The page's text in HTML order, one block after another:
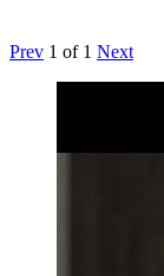
Prev 1 of 1 Next